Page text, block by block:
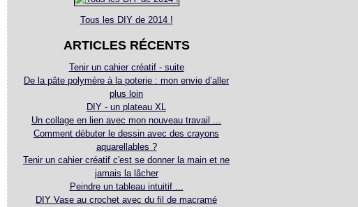
Tous les DIY de 2014 !
ARTICLES RÉCENTS
Tenir un cahier créatif - suite
De la pâte polymère à la poterie : mon envie d’aller
plus loin
DIY - un plateau XL
Un collage en lien avec mon nouveau travail ...
Comment débuter le dessin avec des crayons
aquarellables ?
Tenir un cahier créatif c'est se donner la main et ne
jamais la lâcher
Peindre un tableau intuitif ...
DIY Vase au crochet avec du fil de macramé